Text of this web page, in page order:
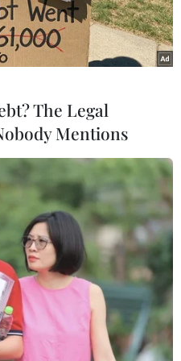
trao giải thưởng cho các tác
Lan/TTXVN)
Nhạc sỹ Việt Nam tổ
Âm nhạc năm
Nam cho các tác
The Legal
Mentions